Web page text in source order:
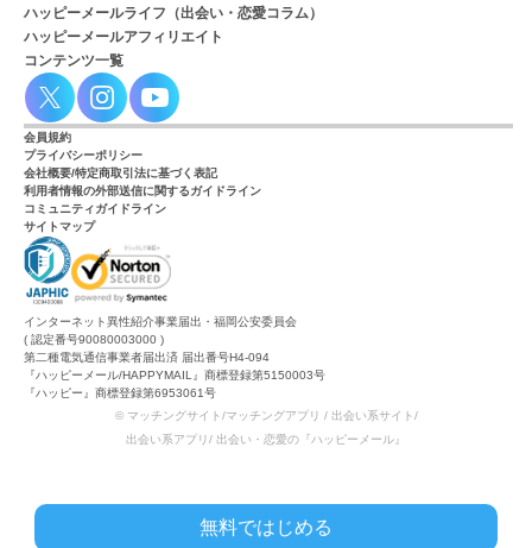
ハッピーメールライフ（出会い・恋愛コラム）
ハッピーメールアフィリエイト
コンテンツ一覧
会員規約
プライバシーポリシー
会社概要/特定商取引法に基づく表記
利用者情報の外部送信に関するガイドライン
コミュニティガイドライン
サイトマップ
インターネット異性紹介事業届出・福岡公安委員会
( 認定番号90080003000 )
第二種電気通信事業者届出済 届出番号H4-094
『ハッピーメール/HAPPYMAIL』商標登録第5150003号
『ハッピー』商標登録第6953061号
© マッチングサイト/マッチングアプリ / 出会い系サイト/
出会い系アプリ/ 出会い・恋愛の『ハッピーメール』
無料ではじめる